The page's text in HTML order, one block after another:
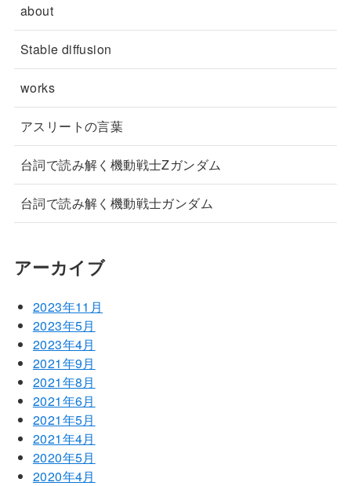
about
Stable diffusion
works
アスリートの言葉
台詞で読み解く機動戦士Zガンダム
台詞で読み解く機動戦士ガンダム
アーカイブ
2023年11月
2023年5月
2023年4月
2021年9月
2021年8月
2021年6月
2021年5月
2021年4月
2020年5月
2020年4月